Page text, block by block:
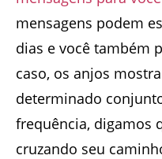
mensagens podem
dias e você também
caso, os anjos
determinado
frequência, digamos
cruzando seu